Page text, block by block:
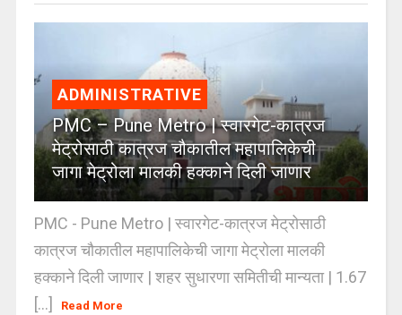
ADMINISTRATIVE
PMC – Pune Metro | स्वारगेट-कात्रज
मेट्रोसाठी कात्रज चौकातील महापालिकेची
जागा मेट्रोला मालकी हक्काने दिली जाणार
PMC - Pune Metro | स्वारगेट-कात्रज मेट्रोसाठी
कात्रज चौकातील महापालिकेची जागा मेट्रोला मालकी
हक्काने दिली जाणार | शहर सुधारणा समितीची मान्यता | 1.67
[...]
Read More